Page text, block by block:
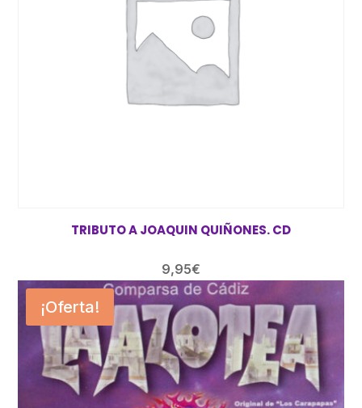
TRIBUTO A JOAQUIN QUIÑONES. CD
9,95€
¡Oferta!